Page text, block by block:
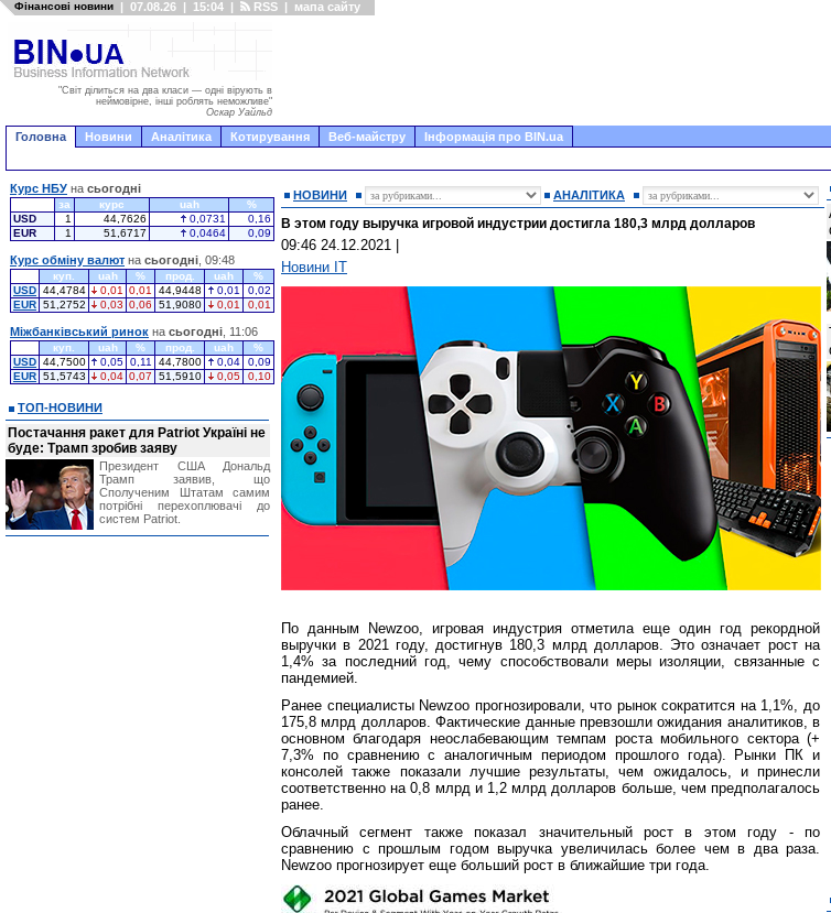
Фінансові новини | 07.08.26 | 15:04 | RSS | мапа сайту
"Світ ділиться на два класи — одні вірують в
неймовірне, інші роблять неможливе"
Оскар Уайльд
Головна Новини Аналітика Котирування Веб-майстру Інформація про BIN.ua
НОВИНИ АНАЛІТИКА
В этом году выручка игровой индустрии достигла 180,3 млрд долларов
09:46 24.12.2021
Новини IT
По данным Newzoo, игровая индустрия отметила еще один год рекордной
выручки в 2021 году, достигнув 180,3 млрд долларов. Это означает рост на
1,4% за последний год, чему способствовали меры изоляции, связанные с
пандемией.
Ранее специалисты Newzoo прогнозировали, что рынок сократится на 1,1%, до
175,8 млрд долларов. Фактические данные превзошли ожидания аналитиков, в
основном благодаря неослабевающим темпам роста мобильного сектора (+
7,3% по сравнению с аналогичным периодом прошлого года). Рынки ПК и
консолей также показали лучшие результаты, чем ожидалось, и принесли
соответственно на 0,8 млрд и 1,2 млрд долларов больше, чем предполагалось
ранее.
Облачный сегмент также показал значительный рост в этом году - по
сравнению с прошлым годом выручка увеличилась более чем в два раза.
Newzoo прогнозирует еще больший рост в ближайшие три года.
Курс НБУ на сьогодні
за курс uah
%
USD
1 44,7626 0,0731
0,16
EUR
1 51,6717 0,0464 0,09
Курс обміну валют на сьогодні , 09:48
куп. uah % прод. uah
%
USD 44,4784 0,01 0,01 44,9448 0,01
0,02
EUR 51,2752 0,03 0,06 51,9080 0,01 0,01
Міжбанківський ринок на сьогодні , 11:06
куп. uah % прод. uah
%
USD 44,7500 0,05 0,11 44,7800 0,04
0,09
EUR 51,5743 0,04 0,07 51,5910 0,05 0,10
ТОП-НОВИНИ
Постачання ракет для Patriot Україні не
буде: Трамп зробив заяву
Президент США Дональд
Трамп заявив, що
Сполученим Штатам самим
потрібні перехоплювачі до
систем Patriot.